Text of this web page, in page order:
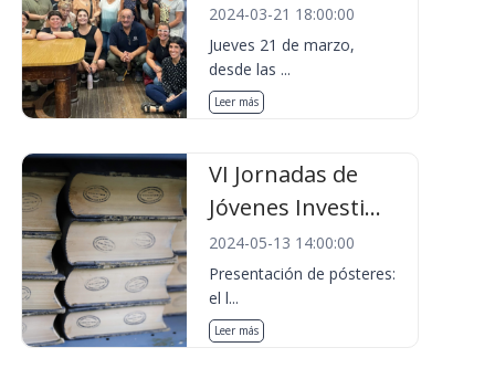
2024-03-21 18:00:00
Jueves 21 de marzo,
desde las ...
Leer más
VI Jornadas de
Jóvenes Investi...
2024-05-13 14:00:00
Presentación de pósteres:
el l...
Leer más